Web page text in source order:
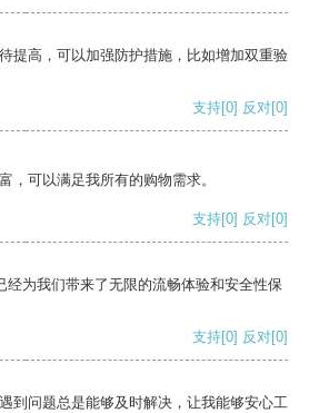
提高，可以加强防护措施，比如增加双重验
支持[0] 反对[0]
，可以满足我所有的购物需求。
支持[0] 反对[0]
经为我们带来了无限的流畅体验和安全性保
支持[0] 反对[0]
到问题总是能够及时解决，让我能够安心工